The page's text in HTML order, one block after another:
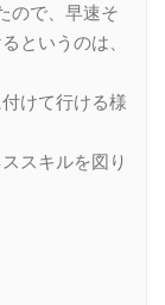
ので、早速そ
というのは、
けて行ける様
スキルを図り